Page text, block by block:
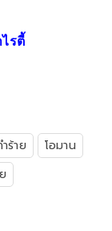
รตี้
ร้าย
โอมาน